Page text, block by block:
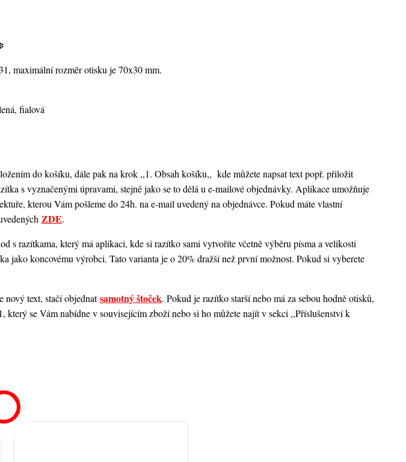
maximální rozměr otisku je 70x30 mm.
fialová
do košíku, dále pak na krok ,,1. Obsah košíku,, kde můžete napsat text popř. přiložit
s vyznačenými úpravami, stejně jako se to dělá u e-mailové objednávky. Aplikace umožňuje
kterou Vám pošleme do 24h. na e-mail uvedený na objednávce. Pokud máte vlastní
ZDE.
s razítkama, který má aplikaci, kde si razítko sami vytvoříte včetně výběru písma a velikosti
jako koncovému výrobci. Tato varianta je o 20% dražší než první možnost. Pokud si vyberete
nový text, stačí objednatsamotný štoček. Pokud je razítko starší nebo má za sebou hodně otisků,
který se Vám nabídne v souvisejícím zboží nebo si ho můžete najít v sekci ,,Příslušenství k